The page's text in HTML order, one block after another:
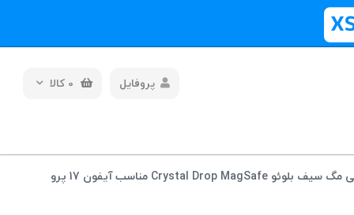
0 کالا پروفایل
قاب شفاف طلقی مگ سیف بلوئو Crystal Drop MagSafe مناسب آیفون 17 پرو